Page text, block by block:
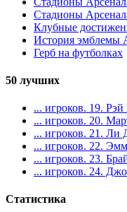
Стадионы
Клубные
История эмблемы
Герб на футболках
50 лучших
... игроков. 19.
... игроков. 20.
... игроков. 21. Ли
... игроков. 22.
... игроков. 23.
... игроков. 24.
Статистика